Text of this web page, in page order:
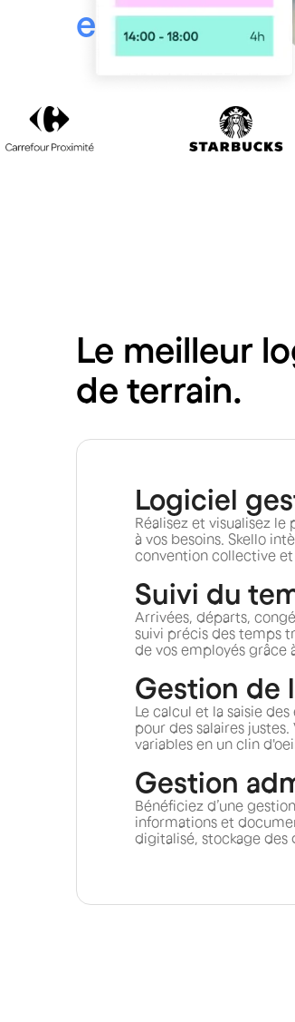
employees
Le meilleur
de terrain.
Logiciel
Réalisez et visualisez
à vos besoins. Skello
convention collective et
Suivi du
Arrivées, départs,
suivi précis des temps
de vos employés grâce
Gestion de
Le calcul et la saisie
pour des salaires
variables en un clin
Gestion
Bénéficiez d’une
informations et
digitalisé, stockage des